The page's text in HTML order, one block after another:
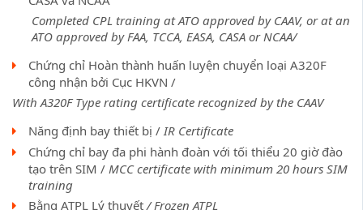
Completed CPL training at ATO approved by CAAV, or at an
ATO approved by FAA, TCCA, EASA, CASA or NCAA/
Chứng chỉ Hoàn thành huấn luyện chuyển loại A320F
công nhận bởi Cục HKVN /
With A320F Type rating certificate recognized by the CAAV
Năng định bay thiết bị / IR Certificate
Chứng chỉ bay đa phi hành đoàn với tối thiểu 20 giờ đào
tạo trên SIM / MCC certificate with minimum 20 hours SIM
training
Bằng ATPL Lý thuyết / Frozen ATPL